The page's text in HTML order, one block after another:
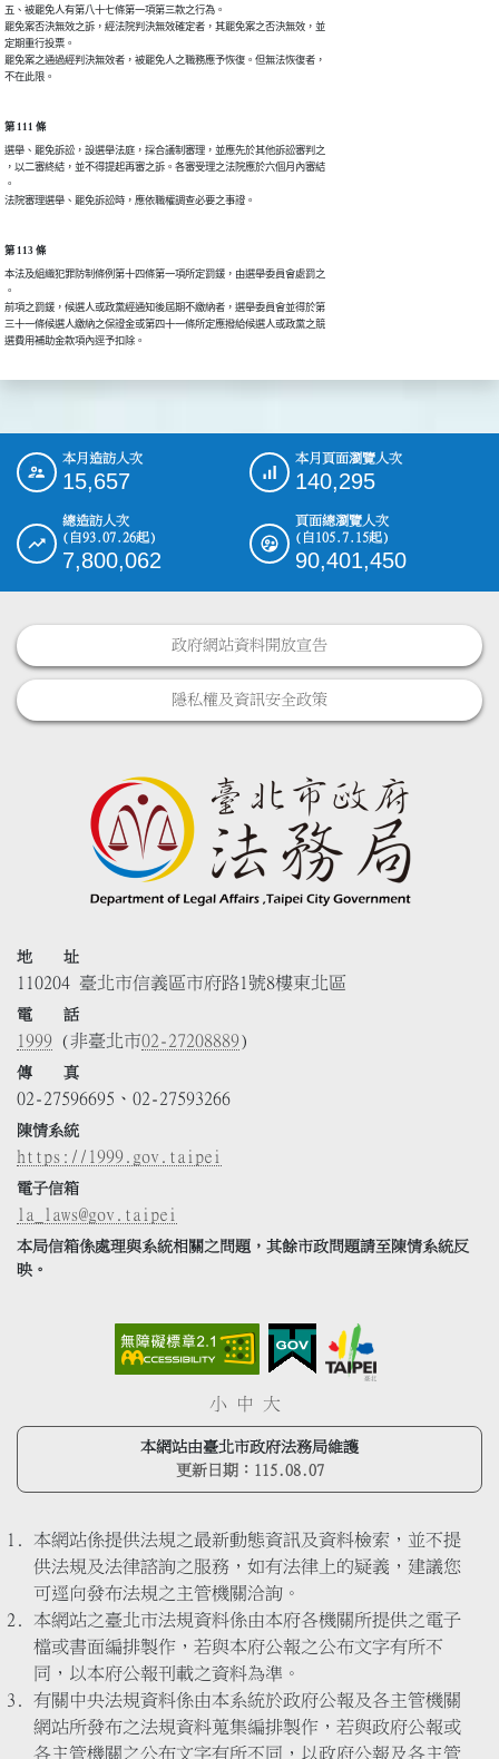
五、被罷免人有第八十七條第一項第三款之行為。
罷免案否決無效之訴，經法院判決無效確定者，其罷免案之否決無效，並
定期重行投票。
罷免案之通過經判決無效者，被罷免人之職務應予恢復。但無法恢復者，
不在此限。
第 111 條
選舉、罷免訴訟，設選舉法庭，採合議制審理，並應先於其他訴訟審判之
，以二審終結，並不得提起再審之訴。各審受理之法院應於六個月內審結
。
法院審理選舉、罷免訴訟時，應依職權調查必要之事證。
第 113 條
本法及組織犯罪防制條例第十四條第一項所定罰鍰，由選舉委員會處罰之
。
前項之罰鍰，候選人或政黨經通知後屆期不繳納者，選舉委員會並得於第
三十一條候選人繳納之保證金或第四十一條所定應撥給候選人或政黨之競
選費用補助金款項內逕予扣除。
::: 本月造訪人次
15,657
本月頁面瀏覽人次
140,295
總造訪人次
(自93.07.26起)
7,800,062
頁面總瀏覽人次
(自105.7.15起)
90,401,450
政府網站資料開放宣告
隱私權及資訊安全政策
地 址
110204 臺北市信義區市府路1號8樓東北區
電 話
1999 (非臺北市02-27208889)
傳 真
02-27596695、02-27593266
陳情系統
https://1999.gov.taipei
電子信箱
la_laws@gov.taipei
本局信箱係處理與系統相關之問題，其餘市政問題請至陳情系統反
映。
小 中 大
本網站由臺北市政府法務局維護
更新日期： 115.08.07
本網站係提供法規之最新動態資訊及資料檢索，並不提
供法規及法律諮詢之服務，如有法律上的疑義，建議您
可逕向發布法規之主管機關洽詢。
本網站之臺北市法規資料係由本府各機關所提供之電子
檔或書面編排製作，若與本府公報之公布文字有所不
同，以本府公報刊載之資料為準。
有關中央法規資料係由本系統於政府公報及各主管機關
網站所發布之法規資料蒐集編排製作，若與政府公報或
各主管機關之公布文字有所不同，以政府公報及各主管